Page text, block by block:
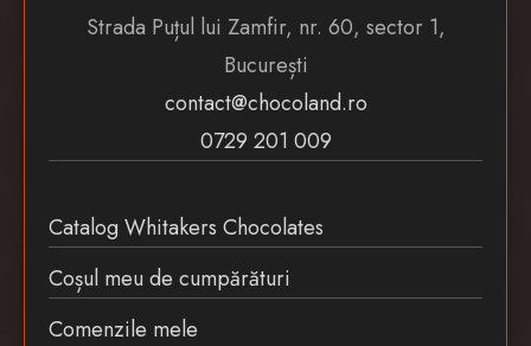
Strada Puțul lui Zamfir, nr. 60, sector 1,
București
contact@chocoland.ro
0729 201 009
Catalog Whitakers Chocolates
Coșul meu de cumpărături
Comenzile mele